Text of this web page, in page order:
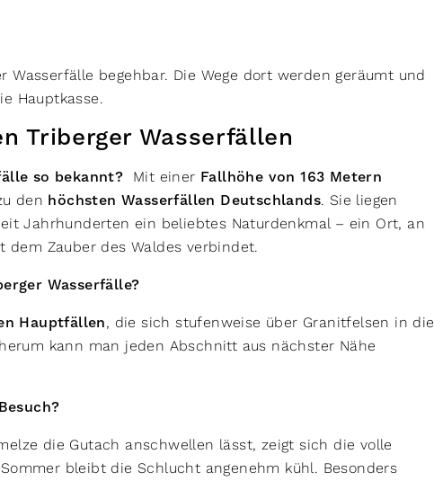
begehbar. Die Wege dort werden geräumt und
Hauptkasse.
Triberger Wasserfällen
so bekannt? Mit einer Fallhöhe von 163 Metern
den höchsten Wasserfällen Deutschlands. Sie liegen
Jahrhunderten ein beliebtes Naturdenkmal – ein Ort, an
Zauber des Waldes verbindet.
Wasserfälle?
Hauptfällen, die sich stufenweise über Granitfelsen in die
kann man jeden Abschnitt aus nächster Nähe
die Gutach anschwellen lässt, zeigt sich die volle
bleibt die Schlucht angenehm kühl. Besonders